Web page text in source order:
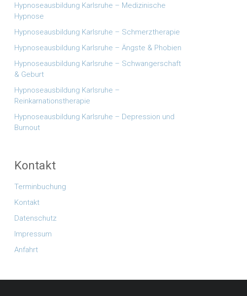
Hypnoseausbildung Karlsruhe – Medizinische
Hypnose
Hypnoseausbildung Karlsruhe – Schmerztherapie
Hypnoseausbildung Karlsruhe – Ängste & Phobien
Hypnoseausbildung Karlsruhe – Schwangerschaft
& Geburt
Hypnoseausbildung Karlsruhe –
Reinkarnationstherapie
Hypnoseausbildung Karlsruhe – Depression und
Burnout
Kontakt
Terminbuchung
Kontakt
Datenschutz
Impressum
Anfahrt